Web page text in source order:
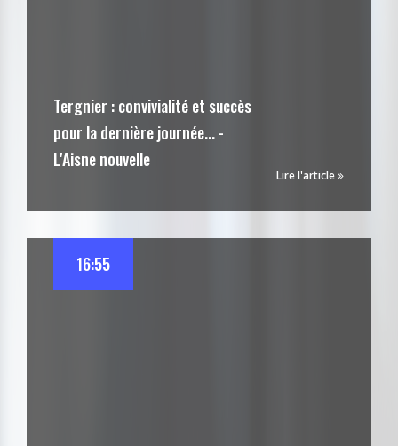
Tergnier : convivialité et succès
pour la dernière journée... -
L'Aisne nouvelle
Lire l'article
16:55